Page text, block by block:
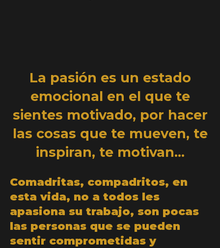
La pasión es un estado
emocional en el que te
sientes motivado, por hacer
las cosas que te mueven, te
inspiran, te motivan…
Comadritas, compadritos, en
esta vida, no a todos les
apasiona su trabajo, son pocas
las personas que se pueden
sentir comprometidas y